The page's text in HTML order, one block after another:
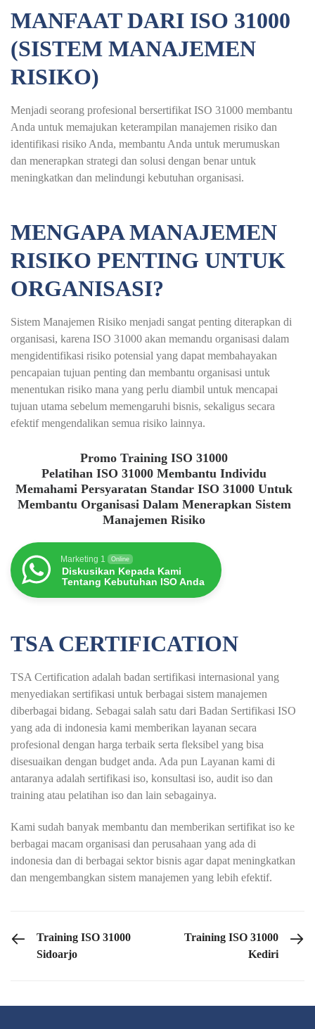
MANFAAT DARI ISO 31000
(SISTEM MANAJEMEN
RISIKO)
Menjadi seorang profesional bersertifikat ISO 31000 membantu
Anda untuk memajukan keterampilan manajemen risiko dan
identifikasi risiko Anda, membantu Anda untuk merumuskan
dan menerapkan strategi dan solusi dengan benar untuk
meningkatkan dan melindungi kebutuhan organisasi.
MENGAPA MANAJEMEN
RISIKO PENTING UNTUK
ORGANISASI?
Sistem Manajemen Risiko menjadi sangat penting diterapkan di
organisasi, karena ISO 31000 akan memandu organisasi dalam
mengidentifikasi risiko potensial yang dapat membahayakan
pencapaian tujuan penting dan membantu organisasi untuk
menentukan risiko mana yang perlu diambil untuk mencapai
tujuan utama sebelum memengaruhi bisnis, sekaligus secara
efektif mengendalikan semua risiko lainnya.
Promo Training ISO 31000
Pelatihan ISO 31000 Membantu Individu
Memahami Persyaratan Standar ISO 31000 Untuk
Membantu Organisasi Dalam Menerapkan Sistem
Manajemen Risiko
Marketing 1 Online
Diskusikan Kepada Kami
Tentang Kebutuhan ISO Anda
TSA CERTIFICATION
TSA Certification adalah badan sertifikasi internasional yang
menyediakan sertifikasi untuk berbagai sistem manajemen
diberbagai bidang. Sebagai salah satu dari Badan Sertifikasi ISO
yang ada di indonesia kami memberikan layanan secara
profesional dengan harga terbaik serta fleksibel yang bisa
disesuaikan dengan budget anda. Ada pun Layanan kami di
antaranya adalah sertifikasi iso, konsultasi iso, audit iso dan
training atau pelatihan iso dan lain sebagainya.
Kami sudah banyak membantu dan memberikan sertifikat iso ke
berbagai macam organisasi dan perusahaan yang ada di
indonesia dan di berbagai sektor bisnis agar dapat meningkatkan
dan mengembangkan sistem manajemen yang lebih efektif.
PREVIOUS POST
Training ISO 31000
Sidoarjo
NEXT POST
Training ISO 31000
Kediri